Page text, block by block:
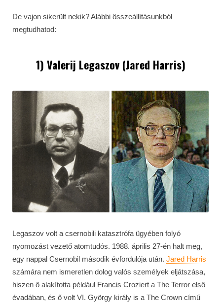
De vajon sikerült nekik? Alábbi összeállításunkból
megtudhatod:
1) Valerij Legaszov (Jared Harris)
Legaszov volt a csernobili katasztrófa ügyében folyó
nyomozást vezető atomtudós. 1988. április 27-én halt meg,
egy nappal Csernobil második évfordulója után. Jared Harris
számára nem ismeretlen dolog valós személyek eljátszása,
hiszen ő alakította például Francis Croziert a The Terror első
évadában, és ő volt VI. György király is a The Crown című